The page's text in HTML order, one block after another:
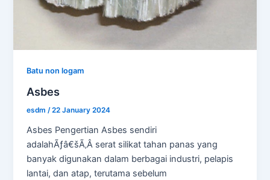
Batu non logam
Asbes
esdm/22 January 2024
Asbes Pengertian Asbes sendiri
adalahÃƒâ€šÃ‚Â serat silikat tahan panas yang
banyak digunakan dalam berbagai industri, pelapis
lantai, dan atap, terutama sebelum